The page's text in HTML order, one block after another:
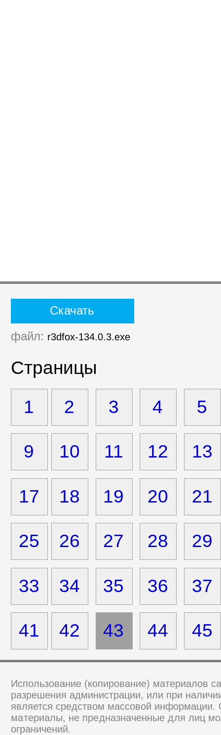
Страницы
файл: r3dfox-134.0.3.exe
Скачать
1 2 3 4 5
9 10 11 12 13
17 18 19 20 21
25 26 27 29
28
33 34 37
35 36
43
41 42 44 45
Использование (копирование) материалов
разрешения администрации, или при
является средством массовой информации.
материалы, не предназначенные для лиц
ограничений.